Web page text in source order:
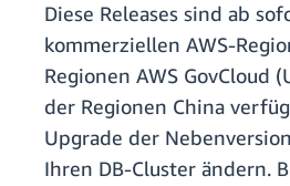
Diese Releases sind ab
kommerziellen AWS-
Regionen AWS GovCloud
der Regionen China
Upgrade der
Ihren DB-Cluster ändern.